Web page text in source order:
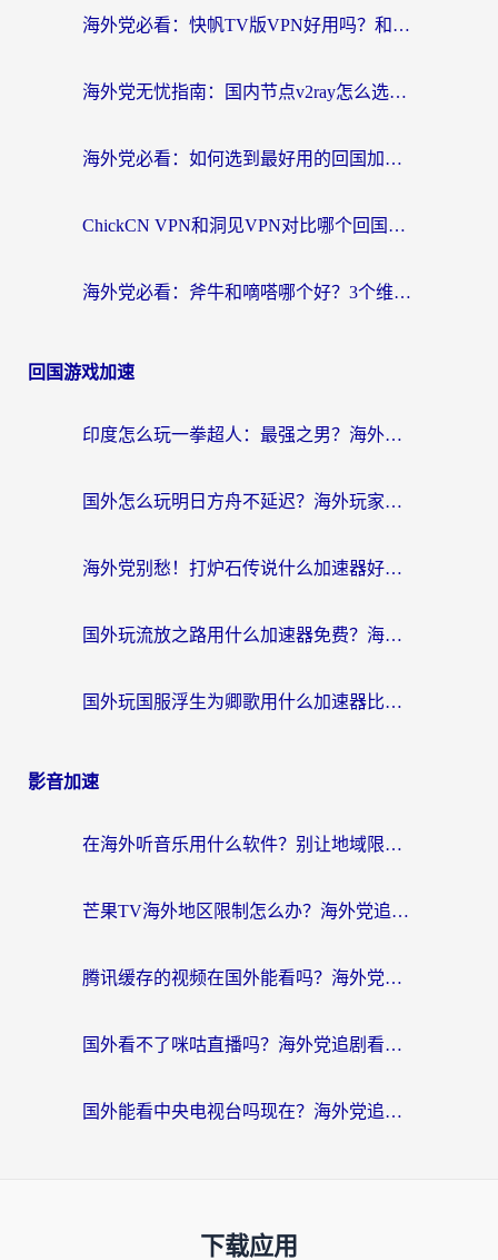
海外党必看：快帆TV版VPN好用吗？和快游VPN对比哪个回国效果更好？附实用避坑指南
海外党无忧指南：国内节点v2ray怎么选？一键回国VPN+多场景实测帮你避坑
海外党必看：如何选到最好用的回国加速器？从节点到售后的全维度指南
ChickCN VPN和洞见VPN对比哪个回国效果更好？海外党亲测3款加速器+避坑指南
海外党必看：斧牛和嘀嗒哪个好？3个维度教你选对回国加速器
回国游戏加速
印度怎么玩一拳超人：最强之男？海外党国服游戏加速避坑指南
国外怎么玩明日方舟不延迟？海外玩家国服游戏加速终极指南（附DNF梦幻诛仙解决方案）
海外党别愁！打炉石传说什么加速器好用？3个实用技巧解决国服游戏卡顿
国外玩流放之路用什么加速器免费？海外党亲测有效的国服游戏加速指南
国外玩国服浮生为卿歌用什么加速器比较好？海外党亲测不踩坑指南
影音加速
在海外听音乐用什么软件？别让地域限制断了你的华语歌单
芒果TV海外地区限制怎么办？海外党追剧看片的实用加速器选择指南
腾讯缓存的视频在国外能看吗？海外党追剧看片的终极解决方案
国外看不了咪咕直播吗？海外党追剧看片的加速器选择指南
国外能看中央电视台吗现在？海外党追剧看央视的实用指南
下载应用